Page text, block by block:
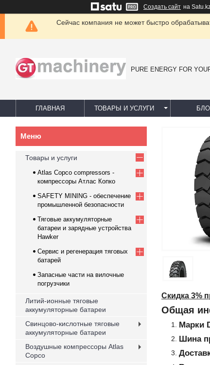
Создать сайт на
Сейчас компания не может быстро
PURE ENERGY FOR
ГЛАВНАЯ ТОВАРЫ И УСЛУГИ
Скидка 3%
Общая
Марки
Шина
Товары и услуги
Atlas Copco compressors -
компрессоры Атлас Копко
SAFETY MINING - обеспечение
промышленной безопасности
Тяговые аккумуляторные
батареи и зарядные устройства
Hawker
Cервис и регенерация тяговых
батарей
Запасные части на вилочные
погрузчики
Литий-ионные тяговые
аккумуляторные батареи
Свинцово-кислотные тяговые
аккумуляторные батареи
Воздушные компрессоры Atlas
Copco